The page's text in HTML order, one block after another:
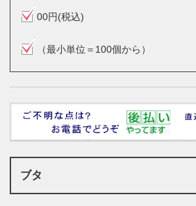
00円(税込)
（最小単位＝100個から）
ブタ